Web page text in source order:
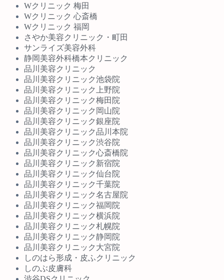
Wクリニック 梅田
Wクリニック 心斎橋
Wクリニック 福岡
さやか美容クリニック・町田
サンライズ美容外科
静岡美容外科橋本クリニック
品川美容クリニック
品川美容クリニック池袋院
品川美容クリニック上野院
品川美容クリニック梅田院
品川美容クリニック岡山院
品川美容クリニック銀座院
品川美容クリニック品川本院
品川美容クリニック渋谷院
品川美容クリニック心斎橋院
品川美容クリニック新宿院
品川美容クリニック仙台院
品川美容クリニック千葉院
品川美容クリニック名古屋院
品川美容クリニック福岡院
品川美容クリニック横浜院
品川美容クリニック札幌院
品川美容クリニック静岡院
品川美容クリニック大宮院
しのはら形成・皮ふクリニック
しのぶ皮膚科